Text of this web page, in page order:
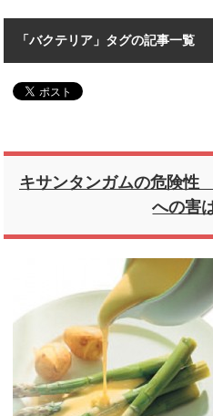
「バクテリア」タグの記事一覧
キサンタンガムの危険性
への害